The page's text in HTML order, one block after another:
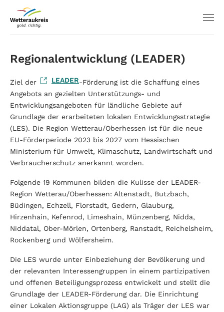
Regionalentwicklung (LEADER)
Ziel der LEADER-Förderung ist die Schaffung eines
Angebots an gezielten Unterstützungs- und
Entwicklungsangeboten für ländliche Gebiete auf
Grundlage der erarbeiteten lokalen Entwicklungsstrategie
(LES). Die Region Wetterau/Oberhessen ist für die neue
EU-Förderperiode 2023 bis 2027 vom Hessischen
Ministerium für Umwelt, Klimaschutz, Landwirtschaft und
Verbraucherschutz anerkannt worden.
Folgende 19 Kommunen bilden die Kulisse der LEADER-
Region Wetterau/Oberhessen: Altenstadt, Butzbach,
Büdingen, Echzell, Florstadt, Gedern, Glauburg,
Hirzenhain, Kefenrod, Limeshain, Münzenberg, Nidda,
Niddatal, Ober-Mörlen, Ortenberg, Ranstadt, Reichelsheim,
Rockenberg und Wölfersheim.
Die LES wurde unter Einbeziehung der Bevölkerung und
der relevanten Interessengruppen in einem partizipativen
und offenen Beteiligungsprozess entwickelt und stellt die
Grundlage der LEADER-Förderung dar. Die Einrichtung
einer Lokalen Aktionsgruppe (LAG) als Träger der LES war